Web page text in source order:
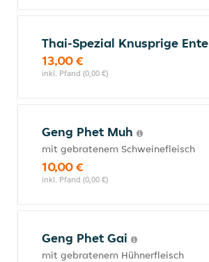
Thai-Spezial Knusprige Ente
13,00 €
inkl. Pfand (0,00 €)
Geng Phet Muh
mit gebratenem Schweinefleisch
10,00 €
inkl. Pfand (0,00 €)
Geng Phet Gai
mit gebratenem Hühnerfleisch